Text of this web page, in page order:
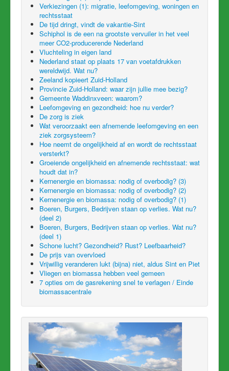
Verkiezingen (1): migratie, leefomgeving, woningen en
rechtsstaat
De tijd dringt, vindt de vakantie-Sint
Schiphol is de een na grootste vervuiler in het veel
meer CO2-producerende Nederland
Vluchteling in eigen land
Nederland staat op plaats 17 van voetafdrukken
wereldwijd. Wat nu?
Zeeland kopieert Zuid-Holland
Provincie Zuid-Holland: waar zijn jullie mee bezig?
Gemeente Waddinxveen: waarom?
Leefomgeving en gezondheid: hoe nu verder?
De zorg is ziek
Wat veroorzaakt een afnemende leefomgeving en een
ziek zorgsysteem?
Hoe neemt de ongelijkheid af en wordt de rechtsstaat
versterkt?
Groeiende ongelijkheid en afnemende rechtsstaat: wat
houdt dat in?
Kernenergie en biomassa: nodig of overbodig? (3)
Kernenergie en biomassa: nodig of overbodig? (2)
Kernenergie en biomassa: nodig of overbodig? (1)
Boeren, Burgers, Bedrijven staan op verlies. Wat nu?
(deel 2)
Boeren, Burgers, Bedrijven staan op verlies. Wat nu?
(deel 1)
Schone lucht? Gezondheid? Rust? Leefbaarheid?
De prijs van overvloed
Vrijwillig veranderen lukt (bijna) niet, aldus Sint en Piet
Vliegen en biomassa hebben veel gemeen
7 opties om de gasrekening snel te verlagen / Einde
biomassacentrale